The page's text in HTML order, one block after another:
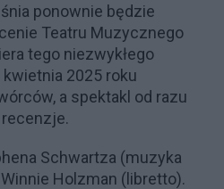
ponownie będzie
Teatru Muzycznego
tego niezwykłego
2025 roku
a spektakl od razu
Schwartza (muzyka
Holzman (libretto).